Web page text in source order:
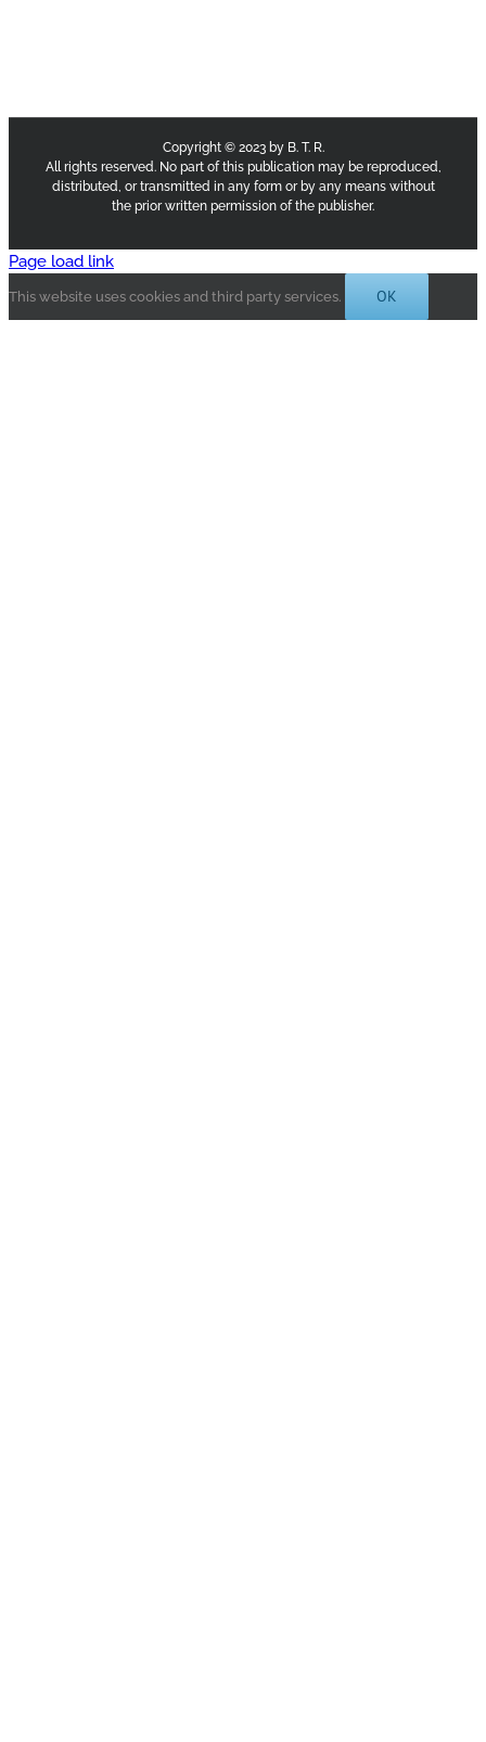
Copyright © 2023 by B. T. R.
All rights reserved. No part of this publication may be reproduced,
distributed, or transmitted in any form or by any means without
the prior written permission of the publisher.
Page load link
This website uses cookies and third party services. OK